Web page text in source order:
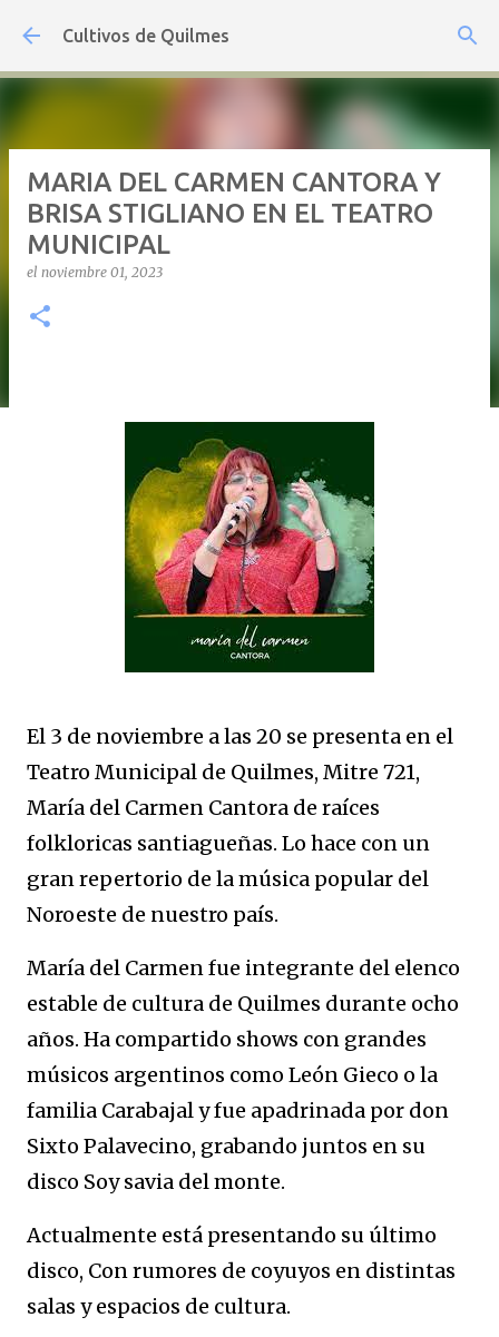
Ir al contenido principal
Cultivos de Quilmes
MARIA DEL CARMEN CANTORA Y
BRISA STIGLIANO EN EL TEATRO
MUNICIPAL
el noviembre 01, 2023
El 3 de noviembre a las 20 se presenta en el
Teatro Municipal de Quilmes, Mitre 721,
María del Carmen Cantora de raíces
folkloricas santiagueñas. Lo hace con un
gran repertorio de la música popular del
Noroeste de nuestro país.
María del Carmen fue integrante del elenco
estable de cultura de Quilmes durante ocho
años. Ha compartido shows con grandes
músicos argentinos como León Gieco o la
familia Carabajal y fue apadrinada por don
Sixto Palavecino, grabando juntos en su
disco Soy savia del monte.
Actualmente está presentando su último
disco, Con rumores de coyuyos en distintas
salas y espacios de cultura.